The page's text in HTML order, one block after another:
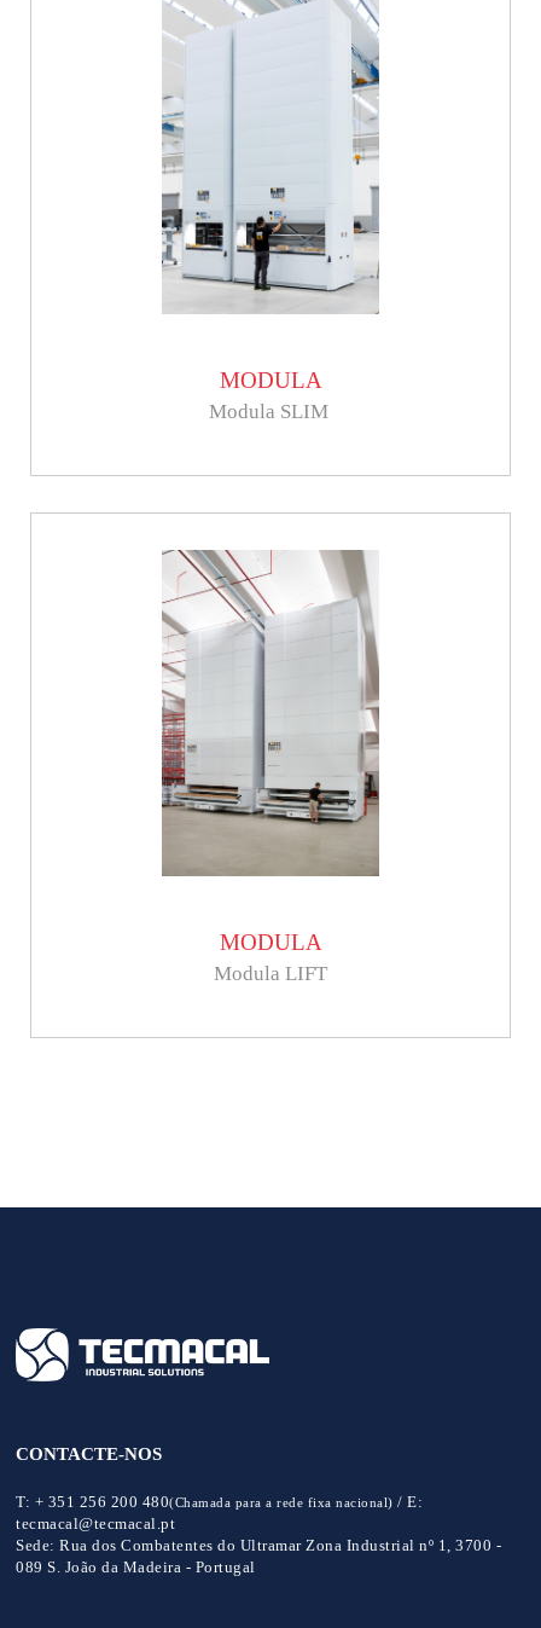
MODULA
Modula SLIM
MODULA
Modula LIFT
CONTACTE-NOS
T: + 351 256 200 480(Chamada para a rede fixa nacional) /E:
tecmacal@tecmacal.pt
Sede: Rua dos Combatentes do Ultramar Zona Industrial nº 1, 3700 -
089 S. João da Madeira - Portugal